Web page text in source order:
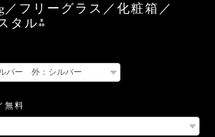
フリーグラス／化粧箱／
タル⁂
無料